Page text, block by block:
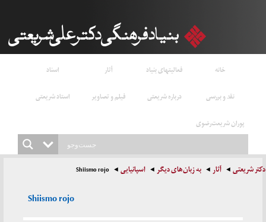
خانه فعالیتهای بنیاد آثار
اسناد
نقد و بررسی
درباره شریعتی فیلم و تصاویر
استاد شریعتی
پوران شریعت‌رضوی
دکتر شریعتی آثار به زبان‌های دیگر اسپانیایی Shiismo rojo
Shiismo rojo